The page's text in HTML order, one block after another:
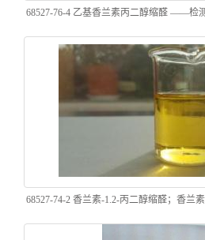
68527-76-4 乙基香兰素丙二醇缩醛 ——检
质 -中间体试剂 -香精香
68527-74-2 香兰素-1.2-丙二醇缩醛；香
术资料 -性质 -质量标准 -香精香料 -